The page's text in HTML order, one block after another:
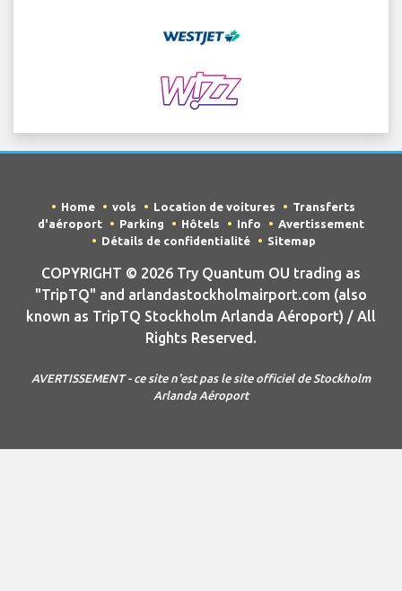
Home vols Location de voitures
Transferts
d'aéroport
Parking Hôtels Info
Avertissement
Détails de confidentialité
Sitemap
COPYRIGHT © 2026 Try Quantum OU trading as
"TripTQ" and arlandastockholmairport.com (also
known as TripTQ Stockholm Arlanda Aéroport) / All
Rights Reserved.
AVERTISSEMENT - ce site n'est pas le site officiel de Stockholm
Arlanda Aéroport